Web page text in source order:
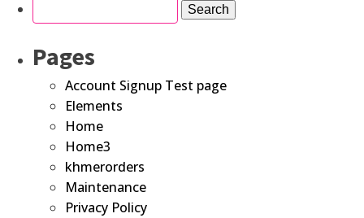
Pages
Account Signup Test page
Elements
Home
Home3
khmerorders
Maintenance
Privacy Policy